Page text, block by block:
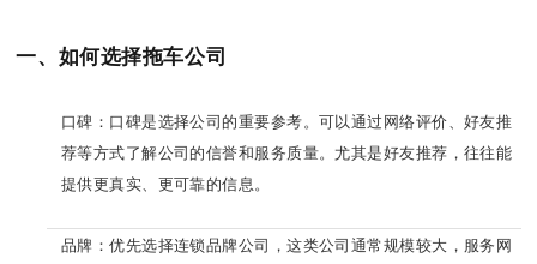
一、如何选择拖车公司
口碑：口碑是选择公司的重要参考。可以通过网络评价、好友推
荐等方式了解公司的信誉和服务质量。尤其是好友推荐，往往能
提供更真实、更可靠的信息。
品牌：优先选择连锁品牌公司，这类公司通常规模较大，服务网